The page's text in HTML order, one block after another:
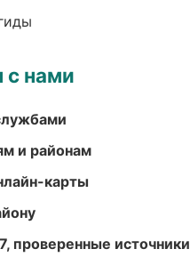
с нами
и районам
карты
проверенные источники